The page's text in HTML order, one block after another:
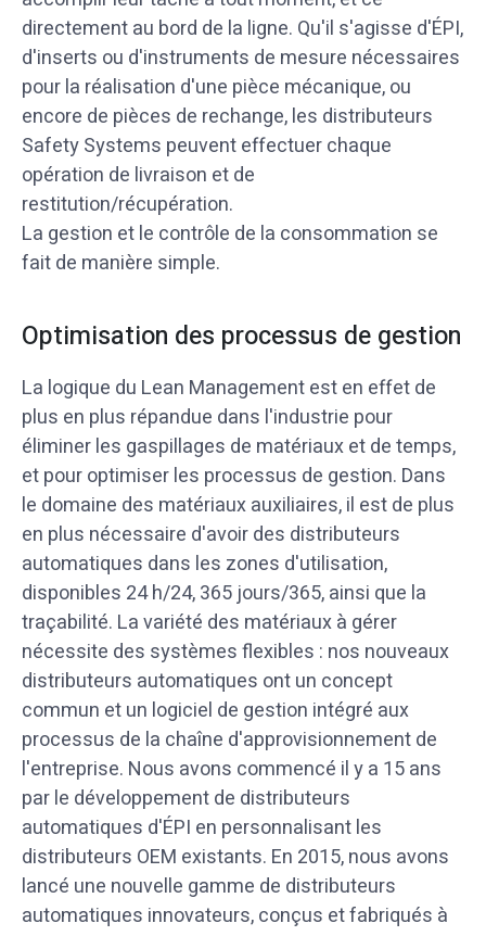
directement au bord de la ligne. Qu'il s'agisse d'ÉPI,
d'inserts ou d'instruments de mesure nécessaires
pour la réalisation d'une pièce mécanique, ou
encore de pièces de rechange, les distributeurs
Safety Systems peuvent effectuer chaque
opération de livraison et de
restitution/récupération.
La gestion et le contrôle de la consommation se
fait de manière simple.
Optimisation des processus de gestion
La logique du Lean Management est en effet de
plus en plus répandue dans l'industrie pour
éliminer les gaspillages de matériaux et de temps,
et pour optimiser les processus de gestion. Dans
le domaine des matériaux auxiliaires, il est de plus
en plus nécessaire d'avoir des distributeurs
automatiques dans les zones d'utilisation,
disponibles 24 h/24, 365 jours/365, ainsi que la
traçabilité. La variété des matériaux à gérer
nécessite des systèmes flexibles : nos nouveaux
distributeurs automatiques ont un concept
commun et un logiciel de gestion intégré aux
processus de la chaîne d'approvisionnement de
l'entreprise. Nous avons commencé il y a 15 ans
par le développement de distributeurs
automatiques d'ÉPI en personnalisant les
distributeurs OEM existants. En 2015, nous avons
lancé une nouvelle gamme de distributeurs
automatiques innovateurs, conçus et fabriqués à